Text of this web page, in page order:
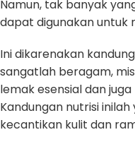
Namun, tak banyak
dapat digunakan untuk
Ini dikarenakan
sangatlah beragam,
lemak esensial dan
Kandungan nutrisi
kecantikan kulit dan